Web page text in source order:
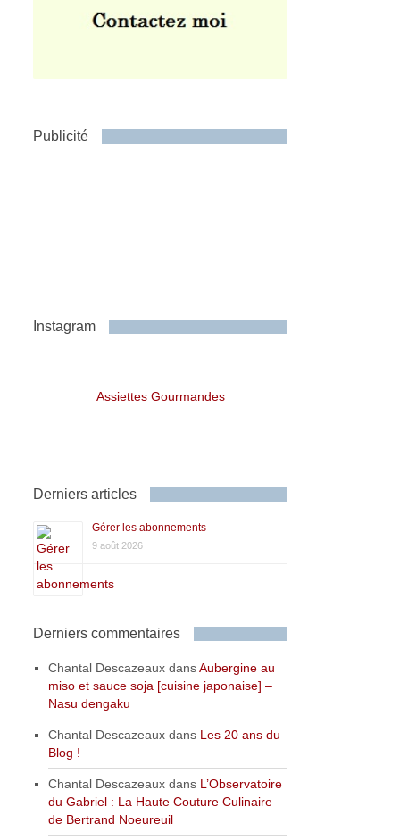
Publicité
Instagram
Assiettes Gourmandes
Derniers articles
Gérer les abonnements
9 août 2026
Derniers commentaires
Chantal Descazeaux dansAubergine au
miso et sauce soja [cuisine japonaise] –
Nasu dengaku
Chantal Descazeaux dans Les 20 ans du
Blog !
Chantal Descazeaux dans L’Observatoire
du Gabriel : La Haute Couture Culinaire
de Bertrand Noeureuil